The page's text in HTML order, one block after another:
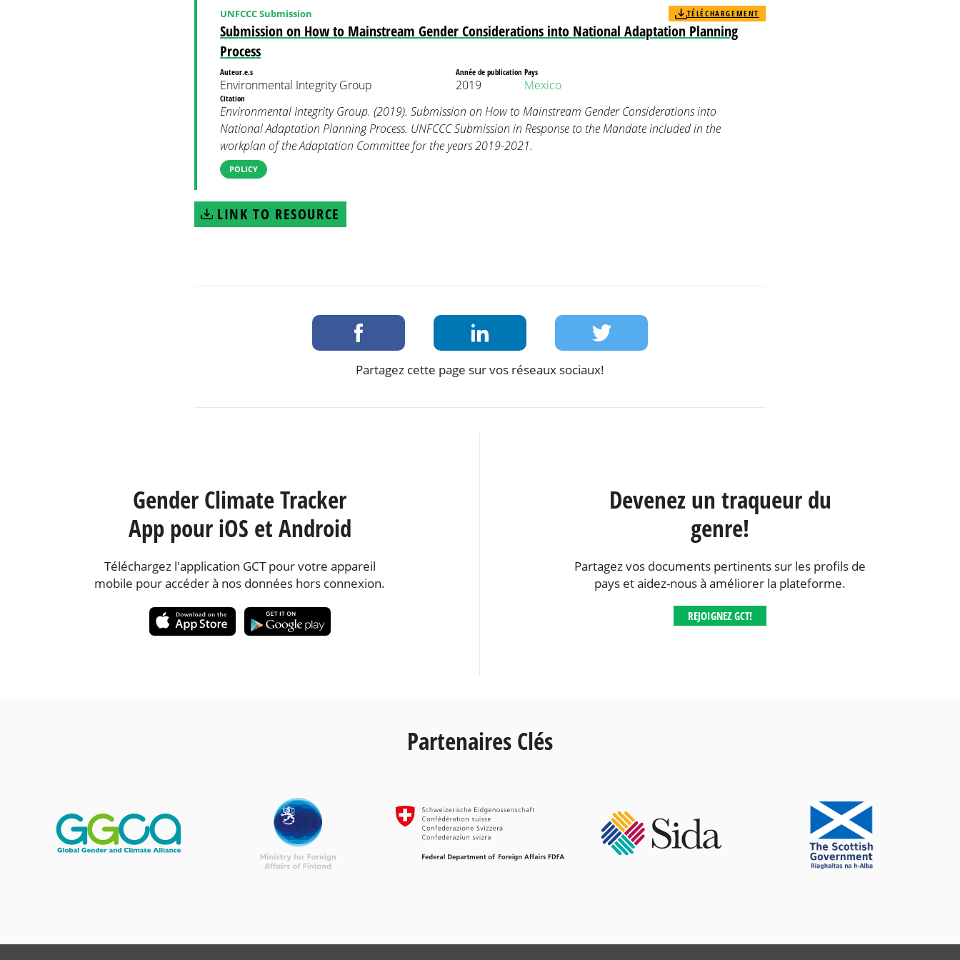
Submission on How to Mainstream Gender Considerations into National Adaptation Planning
Process
UNFCCC Submission TÉLÉCHARGEMENT
Auteur.e.s
Environmental Integrity Group
Année de publication
2019
Pays
Mexico
Citation
Environmental Integrity Group. (2019). Submission on How to Mainstream Gender Considerations into
National Adaptation Planning Process. UNFCCC Submission in Response to the Mandate included in the
workplan of the Adaptation Committee for the years 2019-2021.
POLICY
LINK TO RESOURCE
Partagez cette page sur vos réseaux sociaux!
Gender Climate Tracker
App pour iOS et Android
Téléchargez l'application GCT pour votre appareil
mobile pour accéder à nos données hors connexion.
Devenez un traqueur du
genre!
Partagez vos documents pertinents sur les profils de
pays et aidez-nous à améliorer la plateforme.
REJOIGNEZ GCT!
Partenaires Clés